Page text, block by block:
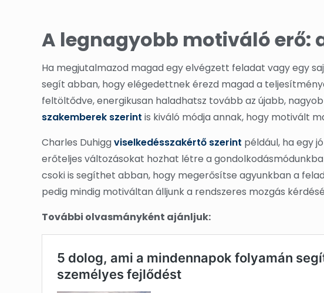
A legnagyobb motiváló erő:
Ha megjutalmazod magad egy elvégzett feladat vagy egy
segít abban, hogy elégedettnek érezd magad a
feltöltődve, energikusan haladhatsz tovább az újabb,
szakemberek szerint is kiváló módja annak, hogy motivált
Charles Duhiggviselkedésszakértő szerint például, ha egy
erőteljes változásokat hozhat létre a
csoki is segíthet abban, hogy megerősítse agyunkban a
pedig mindig motiváltan álljunk a rendszeres mozgás
További olvasmányként ajánljuk: